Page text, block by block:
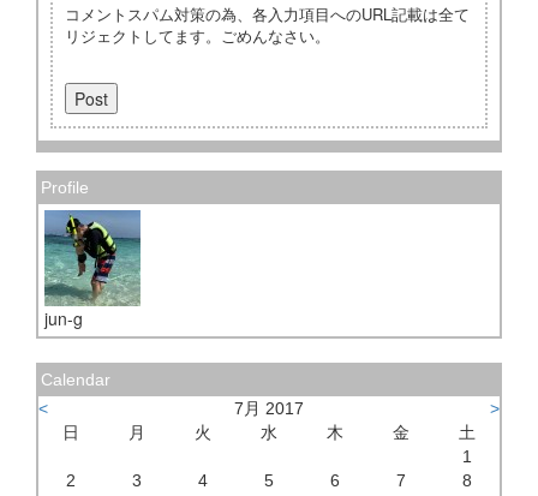
コメントスパム対策の為、各入力項目へのURL記載は全て
リジェクトしてます。ごめんなさい。
Profile
jun-g
Calendar
<
7月 2017
>
日
月 火 水 木 金
土
1
2
3 4 5 6 7
8